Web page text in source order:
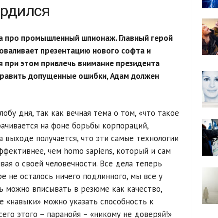
про промышленный шпионаж. Главный герой
презентацию нового софта и
этом привлечь внимание президента
допущенные ошибки, Адам должен
дня, так как вечная тема о том, «что такое
на фоне борьбы корпораций,
получается, что эти самые технологии
чем homo sapiens, который и сам
о своей человечности. Все дела теперь
не осталось ничего подлинного, мы все у
можно вписывать в резюме как качество,
можно указать способность к
этого – паранойя – «никому не доверяй!»